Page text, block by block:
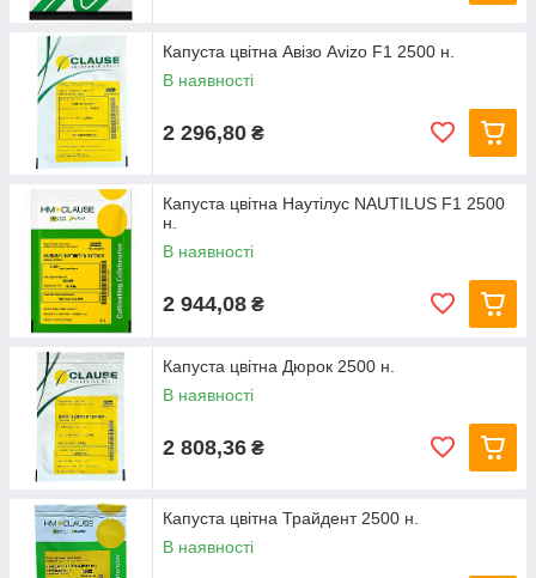
Капуста цвітна Авізо Avizo F1 2500 н.
В наявності
2 296,80 ₴
Капуста цвітна Наутілус NAUTILUS F1 2500
н.
В наявності
2 944,08 ₴
Капуста цвітна Дюрок 2500 н.
В наявності
2 808,36 ₴
Капуста цвітна Трайдент 2500 н.
В наявності